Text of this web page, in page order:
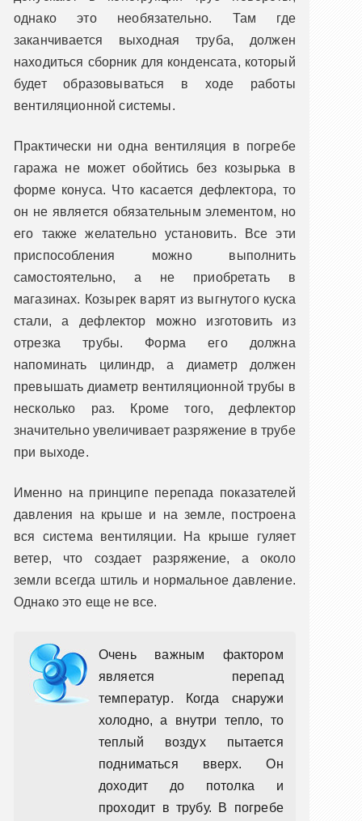
однако это необязательно. Там где
заканчивается выходная труба, должен
находиться сборник для конденсата, который
будет образовываться в ходе работы
вентиляционной системы.
Практически ни одна вентиляция в погребе
гаража не может обойтись без козырька в
форме конуса. Что касается дефлектора, то
он не является обязательным элементом, но
его также желательно установить. Все эти
приспособления можно выполнить
самостоятельно, а не приобретать в
магазинах. Козырек варят из выгнутого куска
стали, а дефлектор можно изготовить из
отрезка трубы. Форма его должна
напоминать цилиндр, а диаметр должен
превышать диаметр вентиляционной трубы в
несколько раз. Кроме того, дефлектор
значительно увеличивает разряжение в трубе
при выходе.
Именно на принципе перепада показателей
давления на крыше и на земле, построена
вся система вентиляции. На крыше гуляет
ветер, что создает разряжение, а около
земли всегда штиль и нормальное давление.
Однако это еще не все.
Очень важным фактором
является перепад
температур. Когда снаружи
холодно, а внутри тепло, то
теплый воздух пытается
подниматься вверх. Он
доходит до потолка и
проходит в трубу. В погребе